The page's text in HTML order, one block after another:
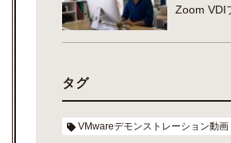
Zoom VDI
タグ
VMwareデモンストレーション動画